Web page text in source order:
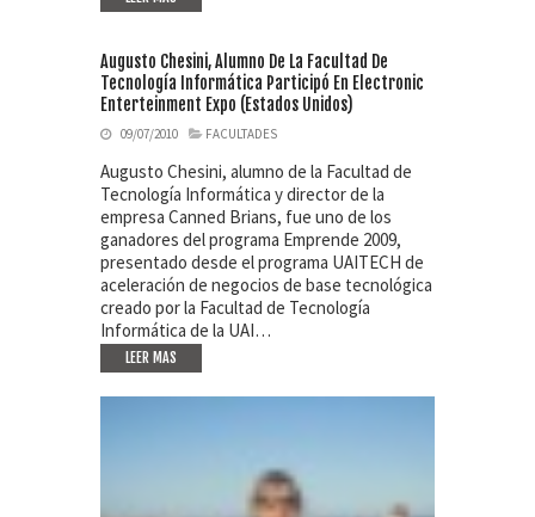
Augusto Chesini, Alumno De La Facultad De
Tecnología Informática Participó En Electronic
Enterteinment Expo (Estados Unidos)
09/07/2010 FACULTADES
Augusto Chesini, alumno de la Facultad de
Tecnología Informática y director de la
empresa Canned Brians, fue uno de los
ganadores del programa Emprende 2009,
presentado desde el programa UAITECH de
aceleración de negocios de base tecnológica
creado por la Facultad de Tecnología
Informática de la UAI…
LEER MAS